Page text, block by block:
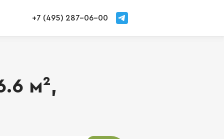
+7 (495) 287-06-00
м²,